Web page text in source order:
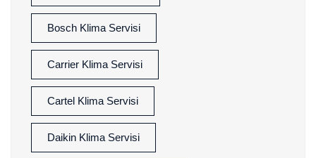
Bosch Klima Servisi
Carrier Klima Servisi
Cartel Klima Servisi
Daikin Klima Servisi